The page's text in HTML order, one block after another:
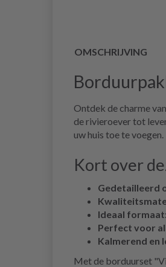
OMSCHRIJVING
Ontdek de charme
de rivieroever tot
uw huis toe te voegen.
Kort over
Gedetailleerd
Ideaal formaat:
Perfect voor
Kalmerend en
Met de borduurset